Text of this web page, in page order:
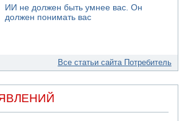
ИИ не должен быть умнее вас. Он
должен понимать вас
Все статьи сайта Потребитель